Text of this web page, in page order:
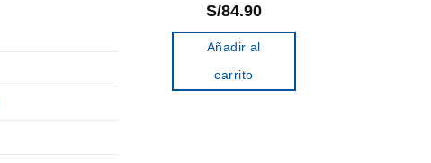
S/84.90
Añadir al
carrito